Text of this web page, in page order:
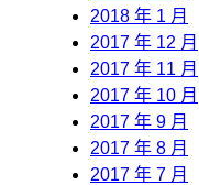
2018 年 1 月
2017 年 12 月
2017 年 11 月
2017 年 10 月
2017 年 9 月
2017 年 8 月
2017 年 7 月